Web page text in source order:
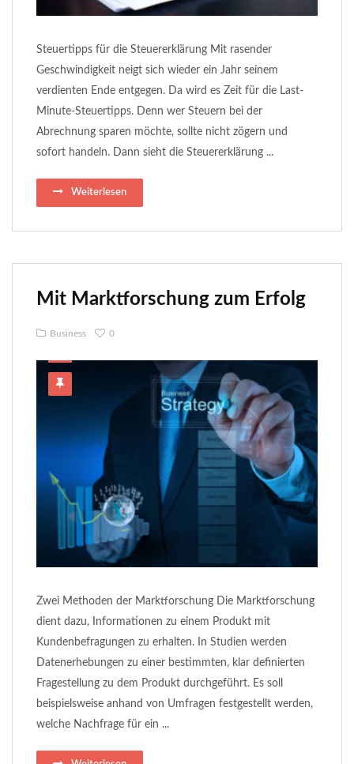
Steuertipps für die Steuererklärung Mit rasender
Geschwindigkeit neigt sich wieder ein Jahr seinem
verdienten Ende entgegen. Da wird es Zeit für die Last-
Minute-Steuertipps. Denn wer Steuern bei der
Abrechnung sparen möchte, sollte nicht zögern und
sofort handeln. Dann sieht die Steuererklärung ...
Weiterlesen
Mit Marktforschung zum Erfolg
Business 0
Zwei Methoden der Marktforschung Die Marktforschung
dient dazu, Informationen zu einem Produkt mit
Kundenbefragungen zu erhalten. In Studien werden
Datenerhebungen zu einer bestimmten, klar definierten
Fragestellung zu dem Produkt durchgeführt. Es soll
beispielsweise anhand von Umfragen festgestellt werden,
welche Nachfrage für ein ...